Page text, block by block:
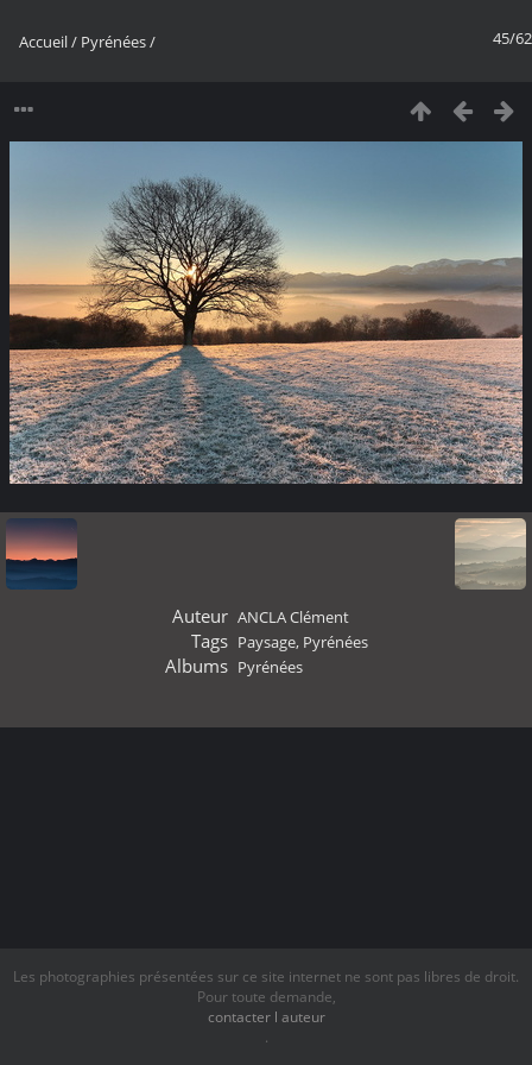
45/62
Accueil/ Pyrénées/
Auteur ANCLA Clément
Tags Paysage, Pyrénées
Albums Pyrénées
Les photographies présentées sur ce site internet ne sont pas libres de droit.
Pour toute demande,
contacter l auteur
.